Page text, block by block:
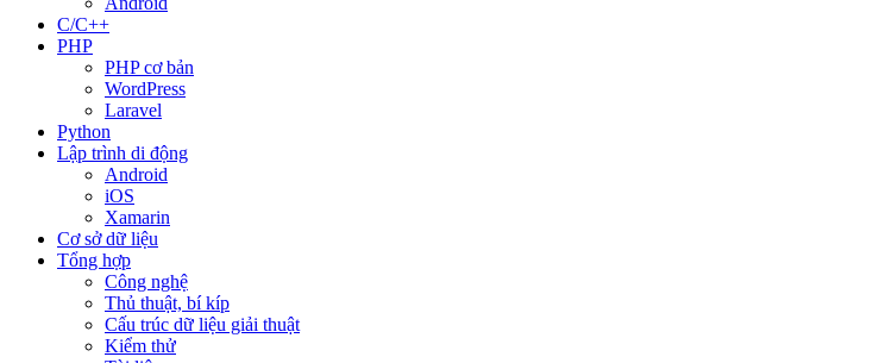
C/C++
PHP
PHP cơ bản
WordPress
Laravel
Python
Lập trình di động
Android
iOS
Xamarin
Cơ sở dữ liệu
Tổng hợp
Công nghệ
Thủ thuật, bí kíp
Cấu trúc dữ liệu giải thuật
Kiểm thử